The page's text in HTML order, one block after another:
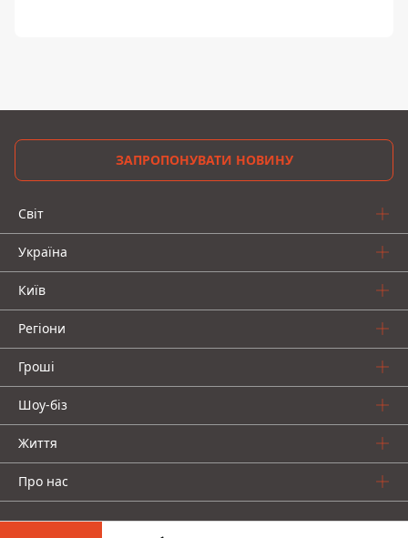
ЗАПРОПОНУВАТИ НОВИНУ
Світ
Україна
Київ
Регіони
Гроші
Шоу-біз
Життя
Про нас